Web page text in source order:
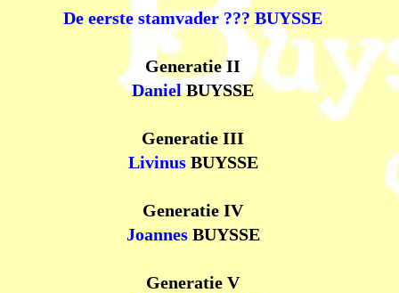
De eerste stamvader ???BUYSSE
Generatie II
Daniel BUYSSE
Generatie III
LivinusBUYSSE
Generatie IV
Joannes BUYSSE
Generatie V